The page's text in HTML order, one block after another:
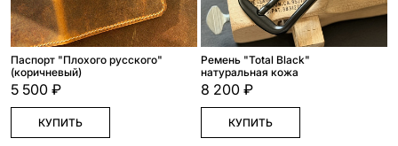
Паспорт "Плохого русского"
(коричневый)
5 500 ₽
КУПИТЬ
Ремень "Total Black"
натуральная кожа
8 200 ₽
КУПИТЬ